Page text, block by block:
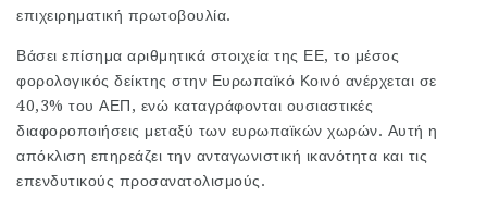
επιχειρηματική πρωτοβουλία.
Βάσει επίσημα αριθμητικά στοιχεία της ΕΕ, το μέσος
φορολογικός δείκτης στην Ευρωπαϊκό Κοινό ανέρχεται σε
40,3% του ΑΕΠ, ενώ καταγράφονται ουσιαστικές
διαφοροποιήσεις μεταξύ των ευρωπαϊκών χωρών. Αυτή η
απόκλιση επηρεάζει την ανταγωνιστική ικανότητα και τις
επενδυτικούς προσανατολισμούς.